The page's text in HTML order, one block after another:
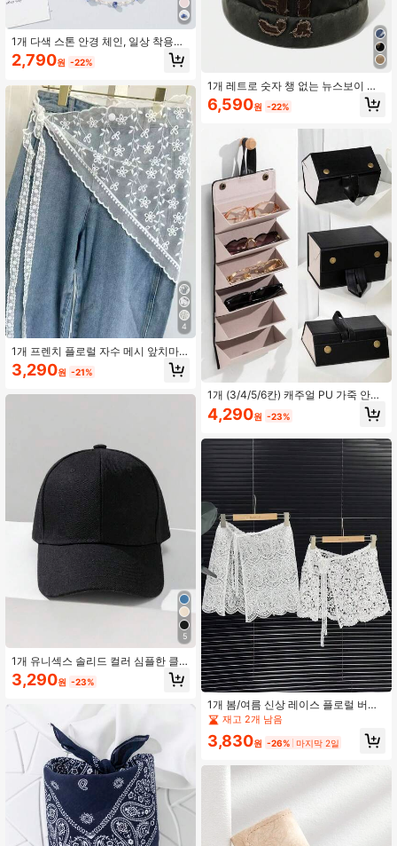
1개 다색 스톤 안경 체인, 일상 착용에
적합
2,790원 -22%
4
1개 프렌치 플로럴 자수 메시 앞치마,
부드러운 묶음 비대칭 레이어드 허리
체인
3,290원 -21%
5
1개 유니섹스 솔리드 컬러 심플한 클
래식 스타일 캐주얼 야구 모자, 나들이
및 캐주얼 파티에 적합
3,290원 -23%
1개 레트로 숫자 챙 없는 뉴스보이 캡,
조절 가능한 유니섹스 야외 스트리트
힙합 모자, 패셔너블한 레터맨 스타일
6,590원 -22%
1개 (3/4/5/6칸) 캐주얼 PU 가죽 안경/
안경 케이스 박스 여성용 안경 액세서
리
4,290원 -23%
1개 봄/여름 신상 레이스 플로럴 버서
타일 걸 디자인 직사각형 패셔너블한
니치 허리 장식
재고 2개 남음
3,830원 -26% 마지막 2일